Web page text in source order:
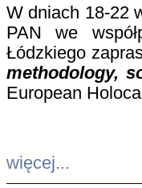
W dniach 18-22
PAN we
Łódzkiego
methodology,
European
więcej...